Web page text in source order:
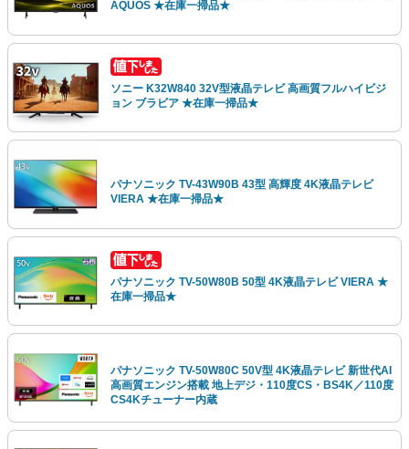
AQUOS ★在庫一掃品★
ソニー K32W840 32V型液晶テレビ 高画質フルハイビジ
ョン ブラビア ★在庫一掃品★
パナソニック TV-43W90B 43型 高輝度 4K液晶テレビ
VIERA ★在庫一掃品★
パナソニック TV-50W80B 50型 4K液晶テレビ VIERA ★
在庫一掃品★
パナソニック TV-50W80C 50V型 4K液晶テレビ 新世代AI
高画質エンジン搭載 地上デジ・110度CS・BS4K／110度
CS4Kチューナー内蔵